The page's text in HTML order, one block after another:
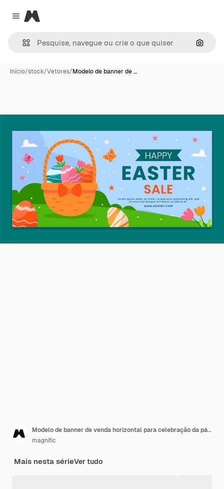
Close menu
Magnific
Início/stock/Vetores/Modelo de banner de …
Modelo de banner de venda horizontal para celebração da páscoa
magnific
Mais nesta sérieVer tudo